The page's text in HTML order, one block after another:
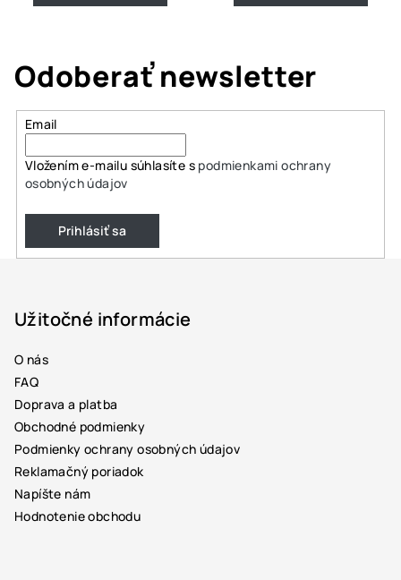
Odoberať newsletter
Email
Vložením e-mailu súhlasíte s podmienkami ochrany
osobných údajov
Prihlásiť sa
Užitočné informácie
O nás
FAQ
Doprava a platba
Obchodné podmienky
Podmienky ochrany osobných údajov
Reklamačný poriadok
Napíšte nám
Hodnotenie obchodu